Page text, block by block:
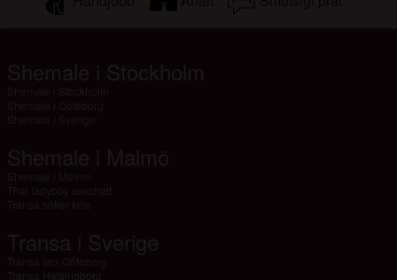
Shemale i Stockholm
Shemale i Stockholm
Shemale i Goteborg
Shemale i Sverige
Shemale i Malmö
Shemale i Malmo
Thai ladyboy sexchatt
Transa söker kille
Transa i Sverige
Transa sex Göteborg
Transa Helsingborg